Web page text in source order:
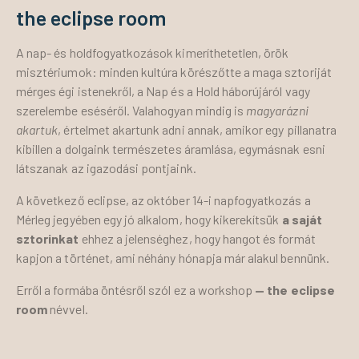
the eclipse room
A nap- és holdfogyatkozások kimeríthetetlen, örök
misztériumok: minden kultúra körészőtte a maga sztoriját
mérges égi istenekről, a Nap és a Hold háborújáról vagy
szerelembe eséséről. Valahogyan mindig is magyarázni
akartuk, értelmet akartunk adni annak, amikor egy pillanatra
kibillen a dolgaink természetes áramlása, egymásnak esni
látszanak az igazodási pontjaink.
A következő eclipse, az október 14-i napfogyatkozás a
Mérleg jegyében egy jó alkalom, hogy kikerekítsük a saját
sztorinkat ehhez a jelenséghez, hogy hangot és formát
kapjon a történet, ami néhány hónapja már alakul bennünk.
Erről a formába öntésről szól ez a workshop — the eclipse
room névvel.